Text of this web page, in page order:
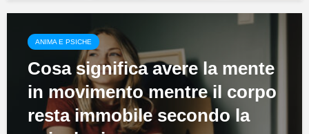
ANIMA E PSICHE
Cosa significa avere la mente
in movimento mentre il corpo
resta immobile secondo la